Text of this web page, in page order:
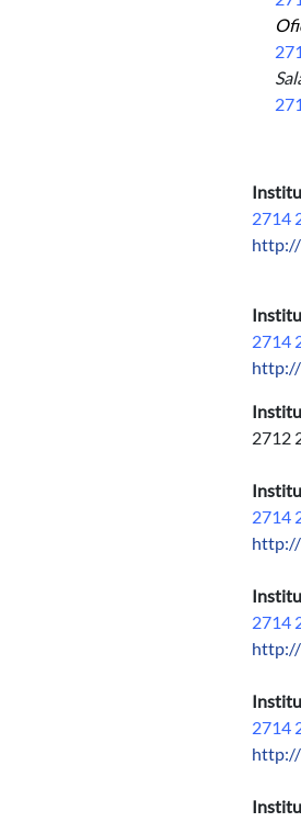
2714
http://
2714
2712
2714
2714
http://
2714
http://